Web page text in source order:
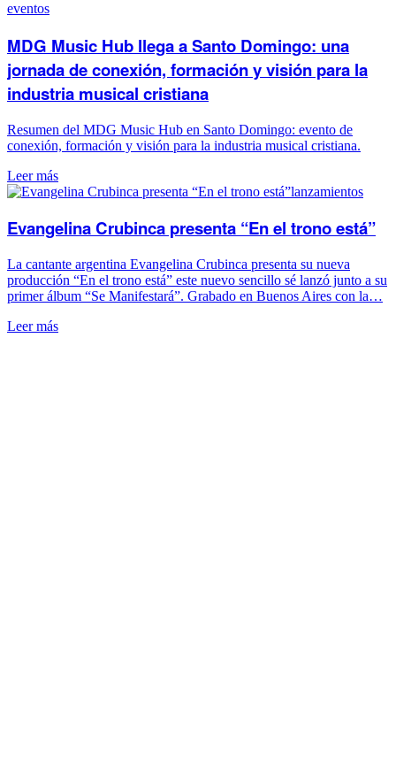
eventos
MDG Music Hub llega a Santo Domingo: una
jornada de conexión, formación y visión para la
industria musical cristiana
Resumen del MDG Music Hub en Santo Domingo: evento de
conexión, formación y visión para la industria musical cristiana.
Leer más
lanzamientos
Evangelina Crubinca presenta “En el trono está”
La cantante argentina Evangelina Crubinca presenta su nueva
producción “En el trono está” este nuevo sencillo sé lanzó junto a su
primer álbum “Se Manifestará”. Grabado en Buenos Aires con la…
Leer más